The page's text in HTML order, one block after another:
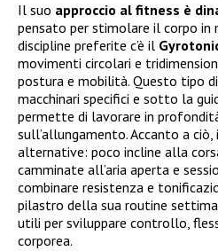
Il suo approccio al fitness è
pensato per stimolare il corpo in
discipline preferite c’è il
movimenti circolari e
postura e mobilità. Questo tipo
macchinari specifici e sotto la
permette di lavorare in
sull’allungamento. Accanto a
alternative: poco incline alla
camminate all’aria aperta e
combinare resistenza e
pilastro della sua routine
utili per sviluppare controllo,
corporea.